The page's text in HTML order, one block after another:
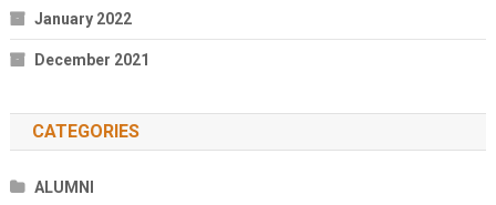
January 2022
December 2021
CATEGORIES
ALUMNI